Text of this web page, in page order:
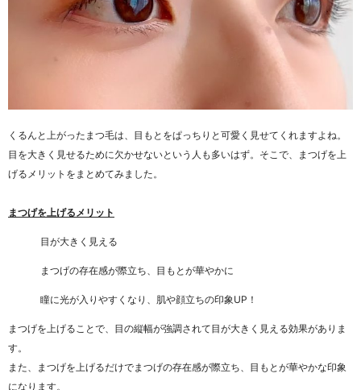
くるんと上がったまつ毛は、目もとをぱっちりと可愛く見せてくれますよね。
目を大きく見せるために欠かせないという人も多いはず。そこで、まつげを上
げるメリットをまとめてみました。
まつげを上げるメリット
目が大きく見える
まつげの存在感が際立ち、目もとが華やかに
瞳に光が入りやすくなり、肌や顔立ちの印象UP！
まつげを上げることで、目の縦幅が強調されて目が大きく見える効果がありま
す。
また、まつげを上げるだけでまつげの存在感が際立ち、目もとが華やかな印象
になります。